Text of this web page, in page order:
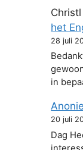
Christl
het
28 juli
in
20 juli
Dag